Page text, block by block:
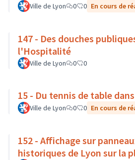
Ville de Lyon 0 0 En cours de
147 - Des douches
l'Hospitalité
Ville de Lyon 0 0
15 - Du tennis de table
Ville de Lyon 0 0 En cours de
152 - Affichage sur
historiques de Lyon sur la